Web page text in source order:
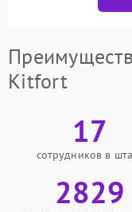
Kitfort
17
сотрудников в
2829